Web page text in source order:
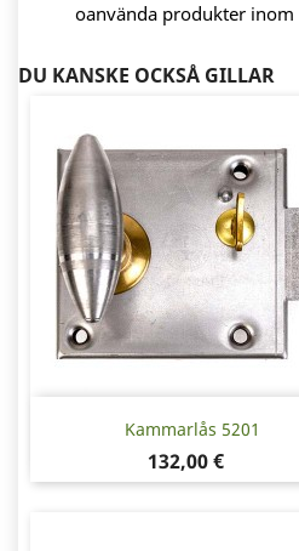
oanvända produkter inom
DU KANSKE OCKSÅ GILLAR
Kammarlås 5201
Pris
132,00 €